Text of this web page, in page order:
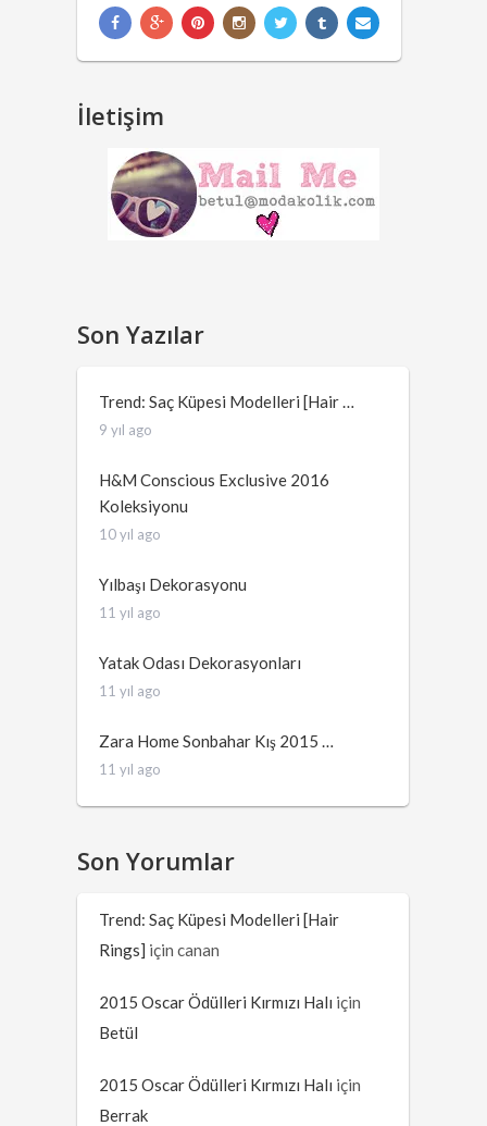
İletişim
Son Yazılar
Trend: Saç Küpesi Modelleri [Hair …
9 yıl ago
H&M Conscious Exclusive 2016
Koleksiyonu
10 yıl ago
Yılbaşı Dekorasyonu
11 yıl ago
Yatak Odası Dekorasyonları
11 yıl ago
Zara Home Sonbahar Kış 2015 …
11 yıl ago
Son Yorumlar
Trend: Saç Küpesi Modelleri [Hair
Rings] içincanan
2015 Oscar Ödülleri Kırmızı Halı için
Betül
2015 Oscar Ödülleri Kırmızı Halı için
Berrak